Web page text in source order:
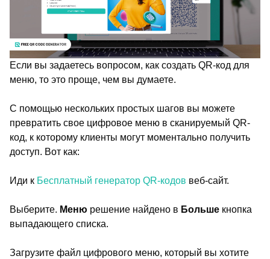
Если вы задаетесь вопросом, как создать QR-код для
меню, то это проще, чем вы думаете.
С помощью нескольких простых шагов вы можете
превратить свое цифровое меню в сканируемый QR-
код, к которому клиенты могут моментально получить
доступ. Вот как:
Иди к Бесплатный генератор QR-кодов веб-сайт.
Выберите. Меню решение найдено в Больше кнопка
выпадающего списка.
Загрузите файл цифрового меню, который вы хотите